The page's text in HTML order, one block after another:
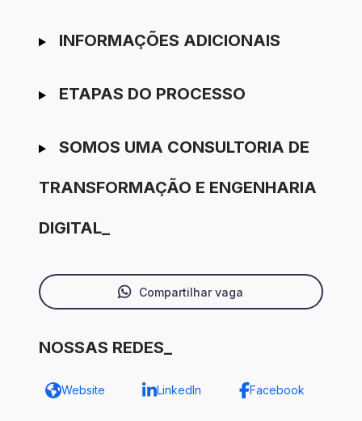
INFORMAÇÕES ADICIONAIS
ETAPAS DO PROCESSO
SOMOS UMA CONSULTORIA DE
TRANSFORMAÇÃO E ENGENHARIA
DIGITAL_
Compartilhar vaga
NOSSAS REDES_
Website LinkedIn Facebook